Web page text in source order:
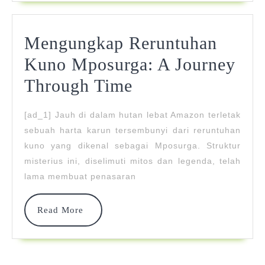
Mengungkap Reruntuhan
Kuno Mposurga: A Journey
Through Time
Kuno
Mposurga:
A
Time
[ad_1] Jauh di dalam hutan lebat Amazon terletak
sebuah harta karun tersembunyi dari reruntuhan
kuno yang dikenal sebagai Mposurga. Struktur
misterius ini, diselimuti mitos dan legenda, telah
lama membuat penasaran
Read More
Read
More